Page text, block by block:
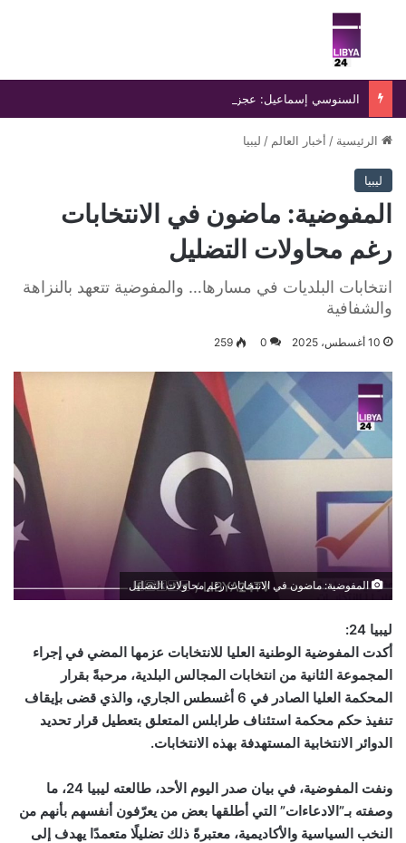
بحث عن
الرئيسية / أخبار العالم / ليبيا
ليبيا
المفوضية: ماضون في الانتخابات
رغم محاولات التضليل
انتخابات البلديات في مسارها… والمفوضية تتعهد بالنزاهة
والشفافية
10 أغسطس، 2025 0
259
المفوضية: ماضون في الانتخابات رغم محاولات التضليل
ليبيا 24:
أكدت المفوضية الوطنية العليا للانتخابات عزمها المضي في إجراء
المجموعة الثانية من انتخابات المجالس البلدية، مرحبةً بقرار
المحكمة العليا الصادر في 6 أغسطس الجاري، والذي قضى بإيقاف
تنفيذ حكم محكمة استئناف طرابلس المتعلق بتعطيل قرار تحديد
الدوائر الانتخابية المستهدفة بهذه الانتخابات.
ونفت المفوضية، في بيان صدر اليوم الأحد، طالعته ليبيا 24، ما
وصفته بـ”الادعاءات” التي أطلقها بعض من يعرّفون أنفسهم بأنهم من
النخب السياسية والأكاديمية، معتبرةً ذلك تضليلًا متعمدًا يهدف إلى